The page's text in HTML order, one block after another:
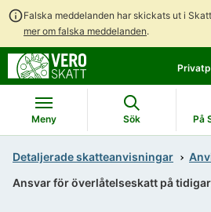
Falska meddelanden har skickats ut i
mer om falska meddelanden.
direkt
till
till
hela
Meny Sök På
Detaljerade skatteanvisningar
Ansvar för överlåtelseskatt på